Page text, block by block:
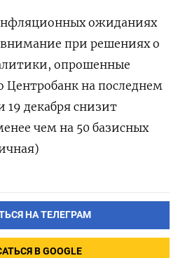
ожиданиях
при решениях о
опрошенные
на последнем
19 декабря снизит
чем на 50 базисных
НА ТЕЛЕГРАМ
В GOOGLE